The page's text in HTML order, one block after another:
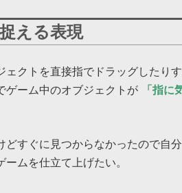
える表現
クトを直接指でドラッグしたり
ゲーム中のオブジェクトが 「指に
すぐに見つからなかったので自
ムを仕立て上げたい。